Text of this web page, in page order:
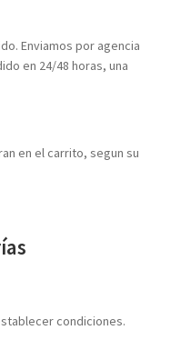
Enviamos por agencia
en 24/48 horas, una
en el carrito, segun su
condiciones.